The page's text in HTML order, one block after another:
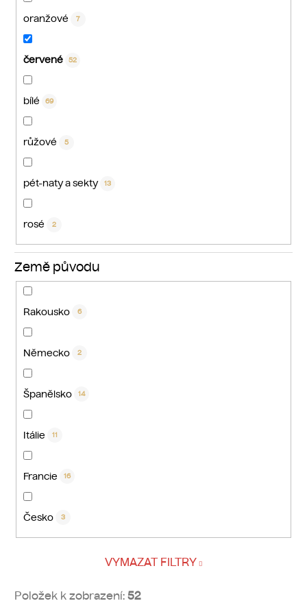
oranžové 7
červené 52
bílé 69
růžové 5
pét-naty a sekty 13
rosé 2
Země původu
Rakousko 6
Německo 2
Španělsko 14
Itálie 11
Francie 16
Česko 3
VYMAZAT FILTRY
Položek k zobrazení: 52